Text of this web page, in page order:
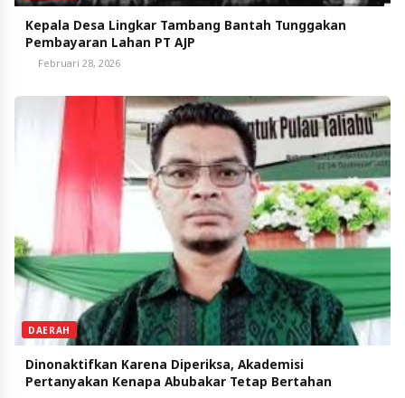
Kepala Desa Lingkar Tambang Bantah Tunggakan
Pembayaran Lahan PT AJP
Februari 28, 2026
DAERAH
Dinonaktifkan Karena Diperiksa, Akademisi
Pertanyakan Kenapa Abubakar Tetap Bertahan